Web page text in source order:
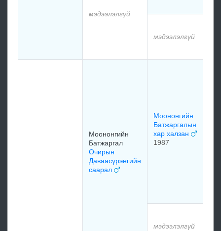
мэдээлэлгүй
мэдээлэлгүй
Моононгийн
Батжаргал
Очирын
Даваасүрэнгийн
саарал
Моононгийн
Батжаргалын
хар халзан
1987
мэдээлэлгүй